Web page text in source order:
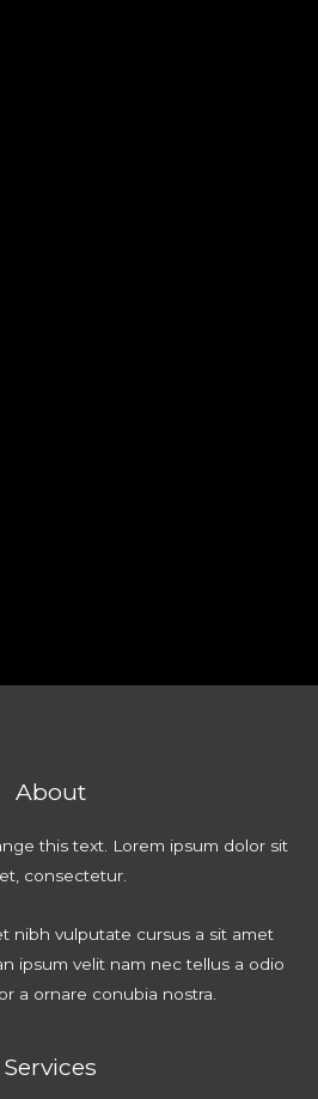
About
this text. Lorem ipsum dolor sit
consectetur.
nibh vulputate cursus a sit amet
ipsum velit nam nec tellus a odio
a ornare conubia nostra.
Services